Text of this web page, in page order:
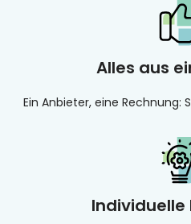
Alles aus
Ein Anbieter, eine Rechnung:
Individuelle